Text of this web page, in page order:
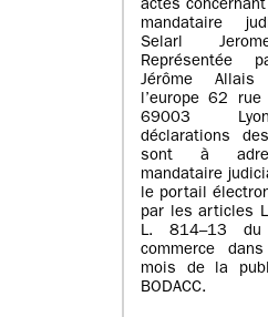
actes
mandataire
Selarl
Représentée
Jérôme Allais
l’europe 62 rue
69003
déclarations
sont à
mandataire
le portail
par les articles
L. 814–13
commerce
mois de la
BODACC.